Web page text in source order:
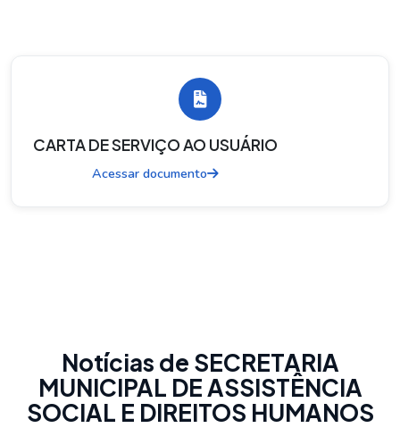
CARTA DE SERVIÇO AO USUÁRIO
Acessar documento
Notícias de SECRETARIA
MUNICIPAL DE ASSISTÊNCIA
SOCIAL E DIREITOS HUMANOS